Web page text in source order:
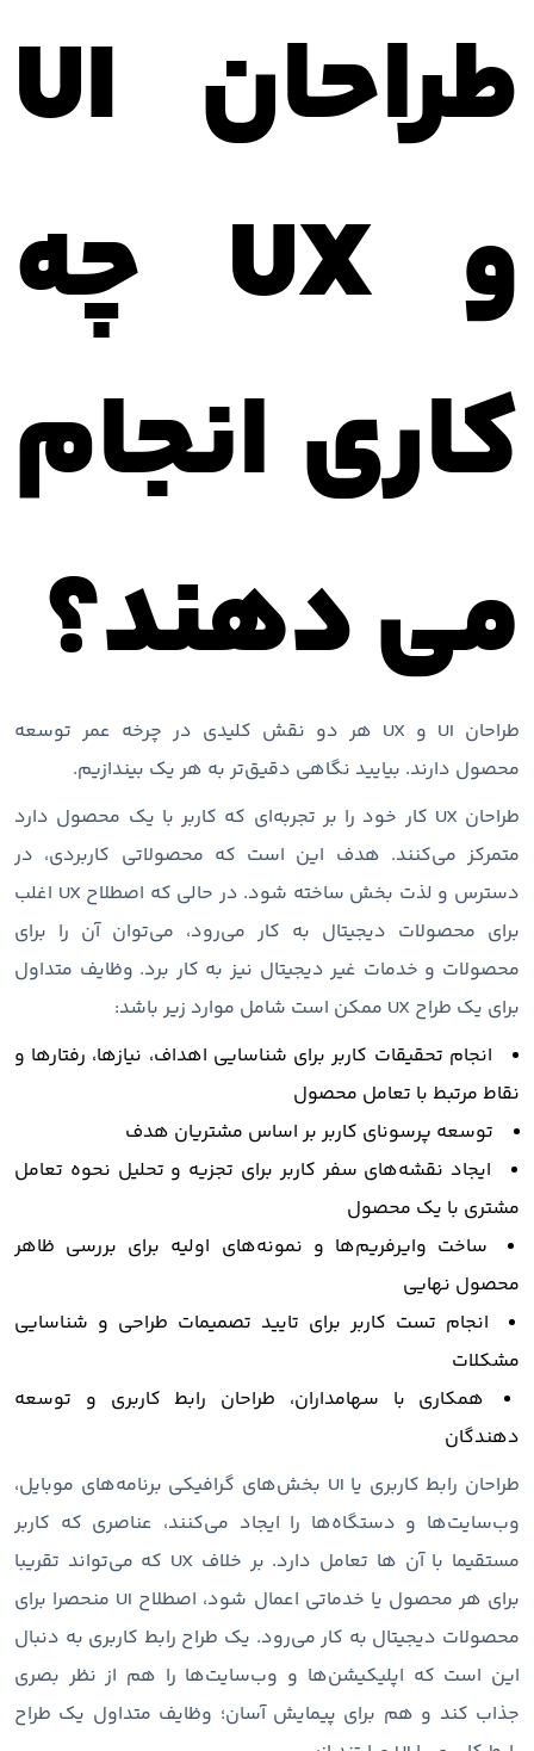
طراحان UI
و UX چه
کاری انجام
می دهند؟
طراحان UI و UX هر دو نقش کلیدی در چرخه عمر توسعه
محصول دارند. بیایید نگاهی دقیق‌تر به هر یک بیندازیم.
طراحان UX کار خود را بر تجربه‌ای که کاربر با یک محصول دارد
متمرکز می‌کنند. هدف این است که محصولاتی کاربردی، در
دسترس و لذت بخش ساخته شود. در حالی که اصطلاح UX اغلب
برای محصولات دیجیتال به کار می‌رود، می‌توان آن را برای
محصولات و خدمات غیر دیجیتال نیز به کار برد. وظایف متداول
برای یک طراح UX ممکن است شامل موارد زیر باشد:
انجام تحقیقات کاربر برای شناسایی اهداف، نیازها، رفتارها و
نقاط مرتبط با تعامل محصول
توسعه پرسونای کاربر بر اساس مشتریان هدف
ایجاد نقشه‌های سفر کاربر برای تجزیه و تحلیل نحوه تعامل
مشتری با یک محصول
ساخت وایرفریم‌ها و نمونه‌های اولیه برای بررسی ظاهر
محصول نهایی
انجام تست کاربر برای تایید تصمیمات طراحی و شناسایی
مشکلات
همکاری با سهامداران، طراحان رابط کاربری و توسعه
دهندگان
طراحان رابط کاربری یا UI بخش‌های گرافیکی برنامه‌های موبایل،
وب‌سایت‌ها و دستگاه‌ها را ایجاد می‌کنند، عناصری که کاربر
مستقیما با آن ها تعامل دارد. بر خلاف UX که می‌تواند تقریبا
برای هر محصول یا خدماتی اعمال شود، اصطلاح UI منحصرا برای
محصولات دیجیتال به کار می‌رود. یک طراح رابط کاربری به دنبال
این است که اپلیکیشن‌ها و وب‌سایت‌ها را هم از نظر بصری
جذاب کند و هم برای پیمایش آسان؛ وظایف متداول یک طراح